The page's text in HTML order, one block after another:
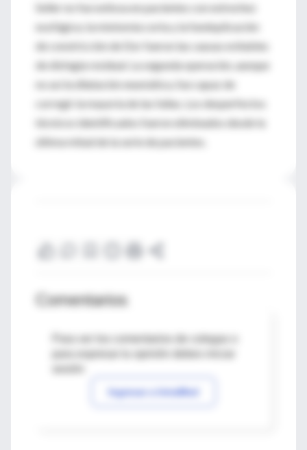
Seller no fue exitosa en pacientes con estrechez
esofágica; la miotomía corta y la fundoplicación
de constricción de Dor fueron las causas evitables
de disfagia residual. La segunda operación, aunque
no así la dilatación neumática, fue capaz de
corregir la mayoría de las fallas. Los desperfectos
técnicos identificados fueron eliminados desde la
última mitad de la serie de pacientes.
Comentarios
Para ver los comentarios de colegas o
Ingresar a IntraMed